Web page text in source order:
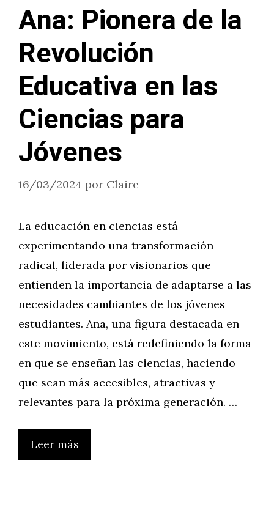
Ana: Pionera de la
Revolución
Educativa en las
Ciencias para
Jóvenes
16/03/2024 por Claire
La educación en ciencias está
experimentando una transformación
radical, liderada por visionarios que
entienden la importancia de adaptarse a las
necesidades cambiantes de los jóvenes
estudiantes. Ana, una figura destacada en
este movimiento, está redefiniendo la forma
en que se enseñan las ciencias, haciendo
que sean más accesibles, atractivas y
relevantes para la próxima generación. …
Leer más